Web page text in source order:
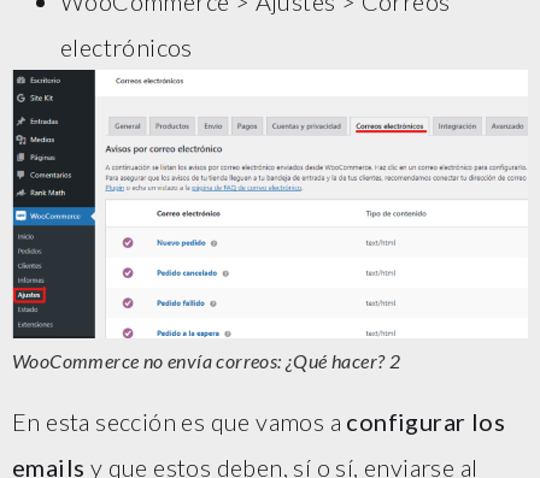
electrónicos
WooCommerce no envía correos: ¿Qué hacer? 2
En esta sección es que vamos a configurar los
emails y que estos deben, sí o sí, enviarse al